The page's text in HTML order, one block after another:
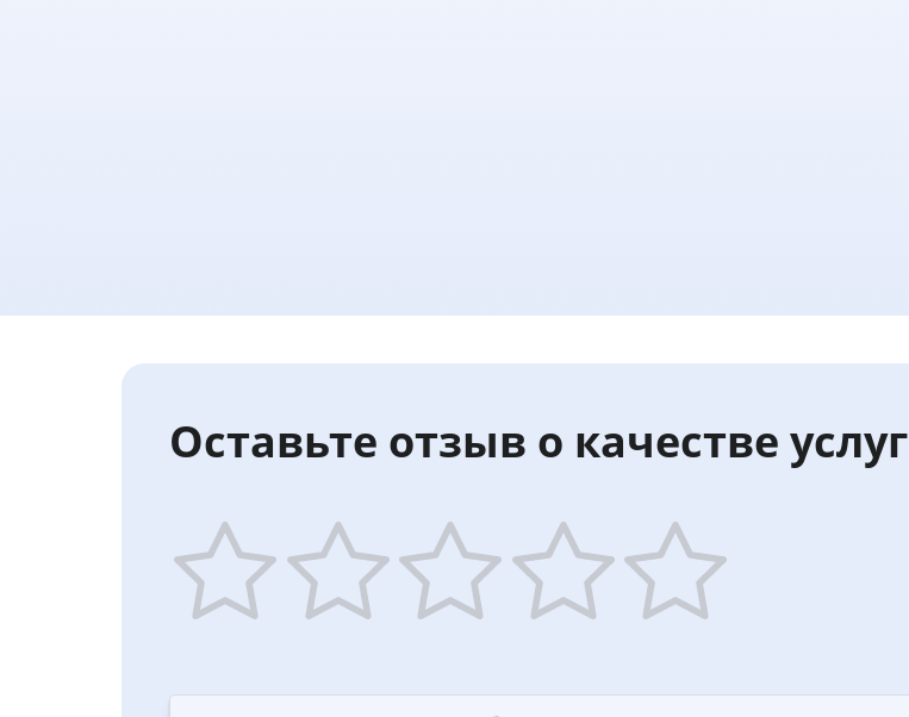
Оставьте отзыв о качестве услуг